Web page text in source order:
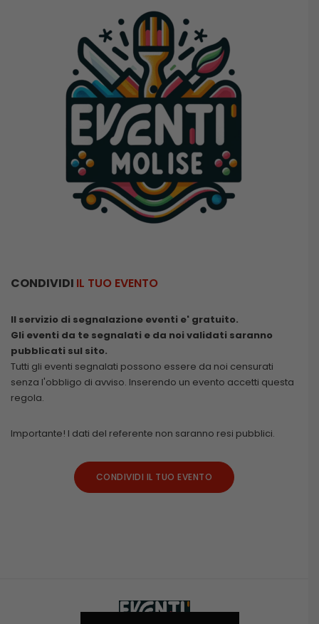
CONDIVIDI IL TUO EVENTO
Il servizio di segnalazione eventi e' gratuito.
Gli eventi da te segnalati e da noi validati saranno
pubblicati sul sito.
Tutti gli eventi segnalati possono essere da noi censurati
senza l'obbligo di avviso. Inserendo un evento accetti questa
regola.
Importante! I dati del referente non saranno resi pubblici.
CONDIVIDI IL TUO EVENTO